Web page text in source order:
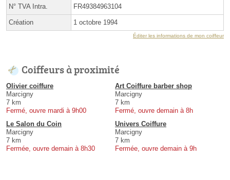
N° TVA Intra. FR49384963104
Création 1 octobre 1994
Éditer les informations de mon coiffeur
Coiffeurs à proximité
Olivier coiffure
Marcigny
7 km
Fermé, ouvre mardi à 9h00
Art Coiffure barber shop
Marcigny
7 km
Fermé, ouvre demain à 8h
Le Salon du Coin
Marcigny
7 km
Fermée, ouvre demain à 8h30
Univers Coiffure
Marcigny
7 km
Fermée, ouvre demain à 9h